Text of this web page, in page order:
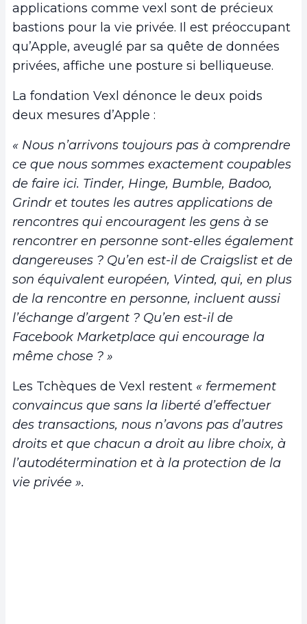
applications comme vexl sont de précieux
bastions pour la vie privée. Il est préoccupant
qu’Apple, aveuglé par sa quête de données
privées, affiche une posture si belliqueuse.
La fondation Vexl dénonce le deux poids
deux mesures d’Apple :
« Nous n’arrivons toujours pas à comprendre
ce que nous sommes exactement coupables
de faire ici. Tinder, Hinge, Bumble, Badoo,
Grindr et toutes les autres applications de
rencontres qui encouragent les gens à se
rencontrer en personne sont-elles également
dangereuses ? Qu’en est-il de Craigslist et de
son équivalent européen, Vinted, qui, en plus
de la rencontre en personne, incluent aussi
l’échange d’argent ? Qu’en est-il de
Facebook Marketplace qui encourage la
même chose ? »
Les Tchèques de Vexl restent « fermement
convaincus que sans la liberté d’effectuer
des transactions, nous n’avons pas d’autres
droits et que chacun a droit au libre choix, à
l’autodétermination et à la protection de la
vie privée ».